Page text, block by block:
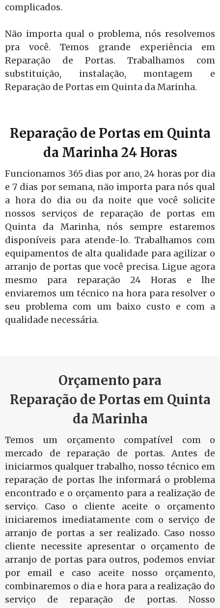
complicados.
Não importa qual o problema, nós resolvemos
pra você. Temos grande experiência em
Reparação de Portas. Trabalhamos com
substituição, instalação, montagem e
Reparação de Portas em Quinta da Marinha.
Reparação de Portas em Quinta
da Marinha 24 Horas
Funcionamos 365 dias por ano, 24 horas por dia
e 7 dias por semana, não importa para nós qual
a hora do dia ou da noite que você solicite
nossos serviços de reparação de portas em
Quinta da Marinha, nós sempre estaremos
disponíveis para atende-lo. Trabalhamos com
equipamentos de alta qualidade para agilizar o
arranjo de portas que você precisa. Ligue agora
mesmo para reparação 24 Horas e lhe
enviaremos um técnico na hora para resolver o
seu problema com um baixo custo e com a
qualidade necessária.
Orçamento para
Reparação de Portas em Quinta
da Marinha
Temos um orçamento compatível com o
mercado de reparação de portas. Antes de
iniciarmos qualquer trabalho, nosso técnico em
reparação de portas lhe informará o problema
encontrado e o orçamento para a realização de
serviço. Caso o cliente aceite o orçamento
iniciaremos imediatamente com o serviço de
arranjo de portas a ser realizado. Caso nosso
cliente necessite apresentar o orçamento de
arranjo de portas para outros, podemos enviar
por email e caso aceite nosso orçamento,
combinaremos o dia e hora para a realização do
serviço de reparação de portas. Nosso